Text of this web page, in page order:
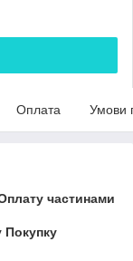
Оплата Умови
частинами
Покупку